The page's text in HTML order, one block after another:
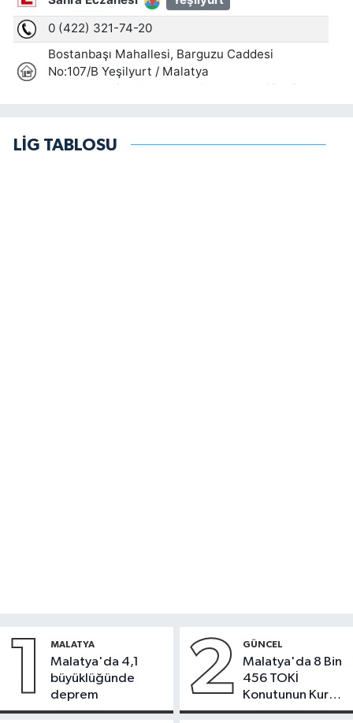
LİG TABLOSU
1 MALATYA
Malatya'da 4,1
büyüklüğünde
deprem
2 GÜNCEL
Malatya'da 8 Bin
456 TOKİ
Konutunun Kurası
Bugün Çekiliyor